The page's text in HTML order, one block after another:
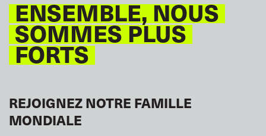
ENSEMBLE, NOUS
SOMMES PLUS
FORTS
REJOIGNEZ NOTRE FAMILLE
MONDIALE